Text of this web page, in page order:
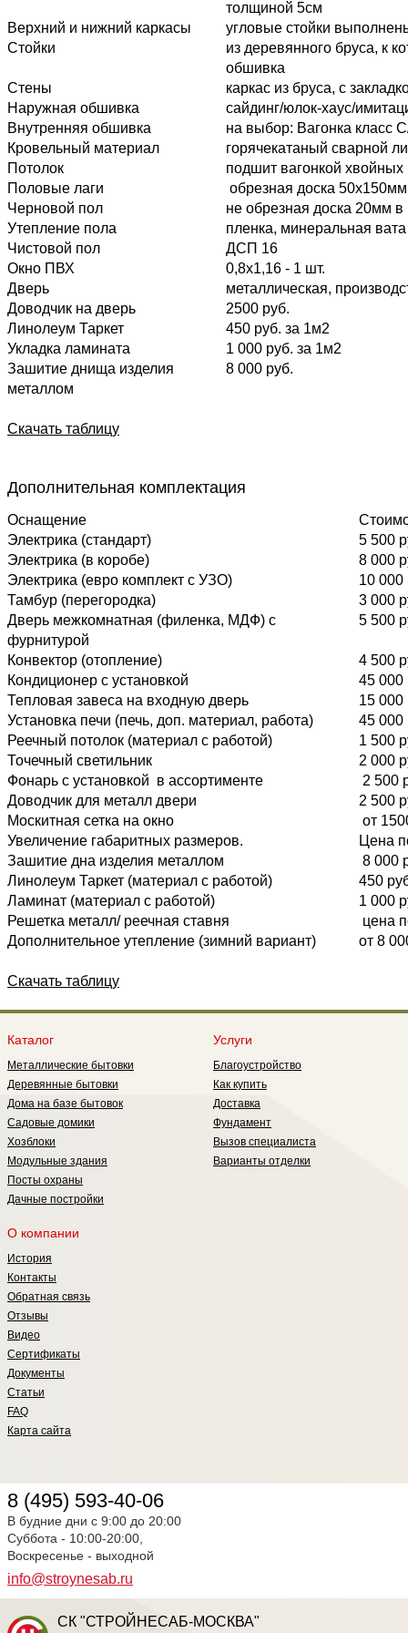
толщиной 5см
Верхний и нижний каркасы
угловые стойки
Стойки
из деревянного бруса, к
обшивка
Стены
каркас из бруса, с
Наружная обшивка
сайдинг/юлок-хаус/
Внутренняя обшивка
на выбор: Вагонка класс
Кровельный материал
горячекатаный сварной
Потолок
подшит вагонкой
Половые лаги
обрезная доска
Черновой пол
не обрезная доска 20мм в
Утепление пола
пленка, минеральная
Чистовой пол
ДСП 16
Окно ПВХ
0,8х1,16 - 1 шт.
Дверь
металлическая,
Доводчик на дверь
2500 руб.
Линолеум Таркет
450 руб. за 1м2
Укладка ламината
1 000 руб. за 1м2
Зашитие днища изделия
металлом
8 000 руб.
Скачать таблицу
Дополнительная комплектация
Оснащение
Электрика (стандарт)
5 500
Электрика (в коробе)
8 000
Электрика (евро комплект с УЗО)
10 000
Тамбур (перегородка)
3 000
Дверь межкомнатная (филенка, МДФ) с
фурнитурой
5 500
Конвектор (отопление)
4 500
Кондиционер с установкой
45 000
Тепловая завеса на входную дверь
15 000
Установка печи (печь, доп. материал, работа)
45 000
Реечный потолок (материал с работой)
1 500
Точечный светильник
2 000
Фонарь с установкой в ассортименте
2 500
Доводчик для металл двери
2 500
Москитная сетка на окно
от
Увеличение габаритных размеров.
Цена
Зашитие дна изделия металлом
8 000
Линолеум Таркет (материал с работой)
450
Ламинат (материал с работой)
1 000
Решетка металл/ реечная ставня
цена
Дополнительное утепление (зимний вариант)
от 8
Скачать таблицу
Каталог
Металлические бытовки
Деревянные бытовки
Дома на базе бытовок
Садовые домики
Хозблоки
Модульные здания
Посты охраны
Дачные постройки
Услуги
Благоустройство
Как купить
Доставка
Фундамент
Вызов специалиста
Варианты отделки
О компании
История
Контакты
Обратная связь
Отзывы
Видео
Сертификаты
Документы
Статьи
FAQ
Карта сайта
8 (495) 593-40-06
В будние дни с 9:00 до 20:00
Суббота - 10:00-20:00,
Воскресенье - выходной
info@stroynesab.ru
СК "СТРОЙНЕСАБ-МОСКВА"